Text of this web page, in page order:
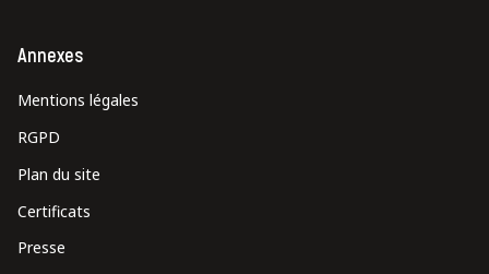
Annexes
Mentions légales
RGPD
Plan du site
Certificats
Presse